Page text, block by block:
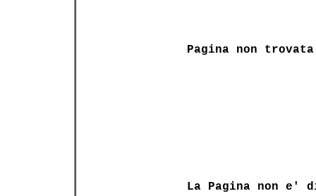
Pagina non trovata
La Pagina non e'